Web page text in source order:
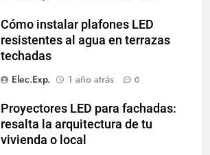
Cómo instalar plafones LED
resistentes al agua en terrazas
techadas
Elec.Exp.
1 año atrás 0
Proyectores LED para fachadas:
resalta la arquitectura de tu
vivienda o local